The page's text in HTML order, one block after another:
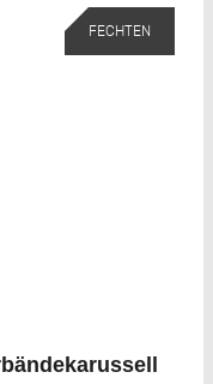
FECHTEN